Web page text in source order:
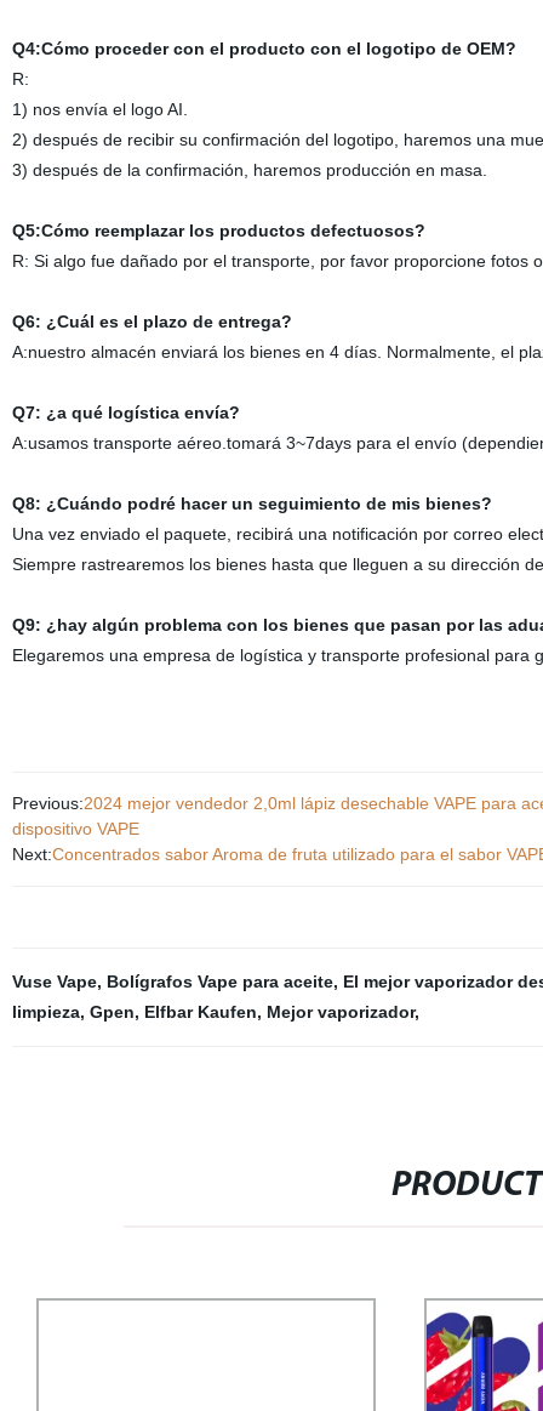
Q4:Cómo proceder con el producto con el logotipo de OEM?
R:
1) nos envía el logo AI.
2) después de recibir su confirmación del logotipo, haremos una
3) después de la confirmación, haremos producción en masa.
Q5:Cómo reemplazar los productos defectuosos?
R: Si algo fue dañado por el transporte, por favor proporcione
Q6: ¿Cuál es el plazo de entrega?
A:nuestro almacén enviará los bienes en 4 días. Normalmente, el
Q7: ¿a qué logística envía?
A:usamos transporte aéreo.tomará 3~7days para el envío
Q8: ¿Cuándo podré hacer un seguimiento de mis bienes?
Una vez enviado el paquete, recibirá una notificación por correo
Siempre rastrearemos los bienes hasta que lleguen a su dirección
Q9: ¿hay algún problema con los bienes que pasan por las
Elegaremos una empresa de logística y transporte profesional
Previous:2024 mejor vendedor 2,0ml lápiz desechable VAPE para
dispositivo VAPE
Next:Concentrados sabor Aroma de fruta utilizado para el sabor
Vuse Vape, Bolígrafos Vape para aceite, El mejor vaporizador
limpieza, Gpen, Elfbar Kaufen, Mejor vaporizador,